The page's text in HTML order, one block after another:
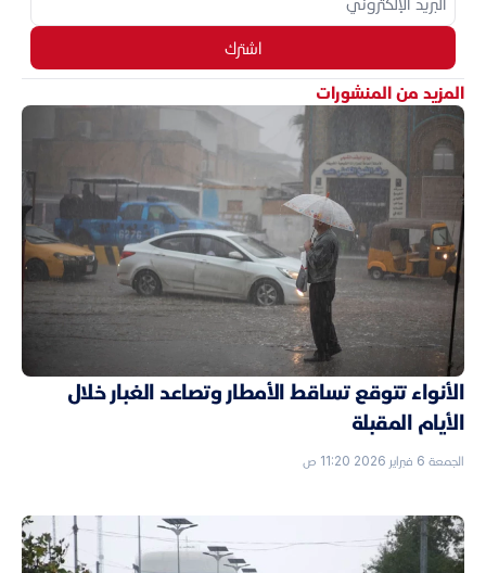
اشترك
المزيد من المنشورات
الأنواء تتوقع تساقط الأمطار وتصاعد الغبار خلال
الأيام المقبلة
الجمعة 6 فبراير 2026 11:20 ص